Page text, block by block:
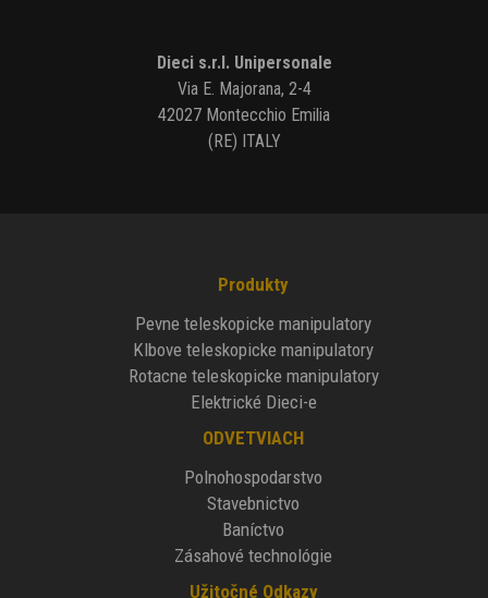
Dieci s.r.l. Unipersonale
Via E. Majorana, 2-4
42027 Montecchio Emilia
(RE) ITALY
Produkty
Pevne teleskopicke manipulatory
Klbove teleskopicke manipulatory
Rotacne teleskopicke manipulatory
Elektrické Dieci-e
ODVETVIACH
Polnohospodarstvo
Stavebnictvo
Baníctvo
Zásahové technológie
Užitočné Odkazy